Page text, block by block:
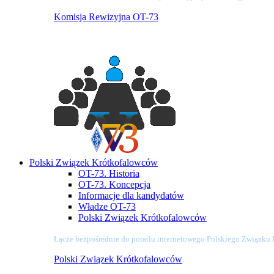
Komisja Rewizyjna OT-73
Polski Związek Krótkofalowców
OT-73. Historia
OT-73. Koncepcja
Informacje dla kandydatów
Władze OT-73
Polski Związek Krótkofalowców
Łącze bezpośrednie do poratlu internetowego Polskiego
Polski Związek Krótkofalowców